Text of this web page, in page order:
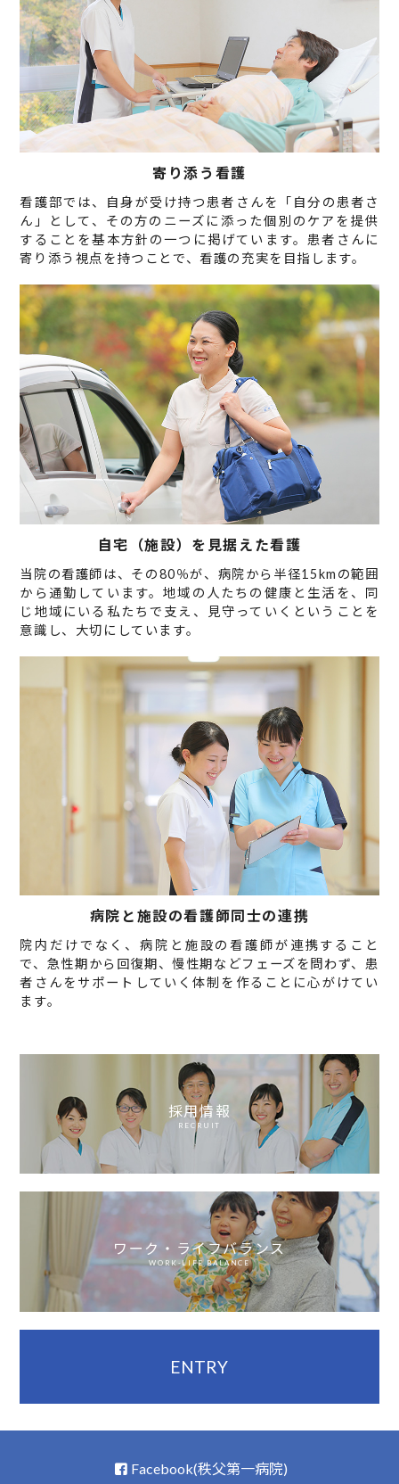
寄り添う看護
看護部では、自身が受け持つ患者さんを「自分の患者さ
ん」として、その方のニーズに添った個別のケアを提供
することを基本方針の一つに掲げています。患者さんに
寄り添う視点を持つことで、看護の充実を目指します。
自宅（施設）を見据えた看護
当院の看護師は、その80％が、病院から半径15kmの範囲
から通勤しています。地域の人たちの健康と生活を、同
じ地域にいる私たちで支え、見守っていくということを
意識し、大切にしています。
病院と施設の看護師同士の連携
院内だけでなく、病院と施設の看護師が連携すること
で、急性期から回復期、慢性期などフェーズを問わず、患
者さんをサポートしていく体制を作ることに心がけてい
ます。
採用情報
RECRUIT
ワーク・ライフバランス
WORK-LIFE BALANCE
ENTRY
Facebook(秩父第一病院)